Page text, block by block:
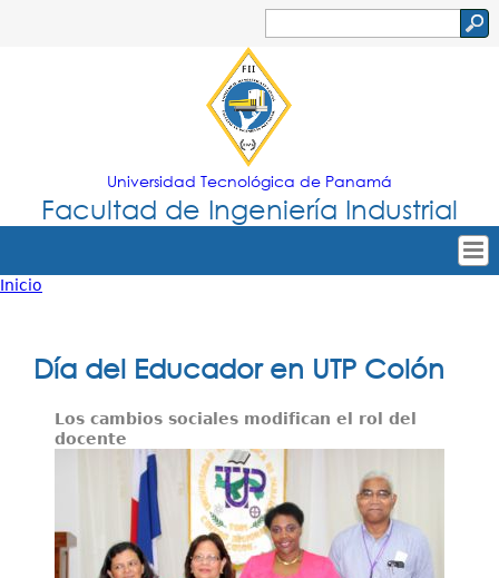
Jump to navigation
de
búsqueda
Universidad Tecnológica de Panamá
Facultad de Ingeniería Industrial
Tropical
Principal
Oferta Académica
Secretarías
Departamentos
Investigación
Servicios
está
Inicio
Día del Educador en UTP Colón
Los cambios sociales modifican el rol del
docente